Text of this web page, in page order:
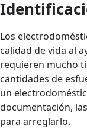
Los
calidad de vida al
requieren mucho
cantidades de
un
documentación,
para arreglarlo.